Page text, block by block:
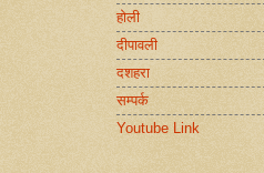
होली
दीपावली
दशहरा
सम्पर्क
Youtube Link